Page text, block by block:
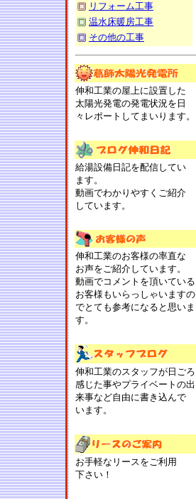
リフォーム工事
温水床暖房工事
その他の工事
伸和工業の屋上に設置した
太陽光発電の発電状況を日
々レポートしてまいります。
給湯設備日記を配信してい
ます。
動画でわかりやすくご紹介
しています。
伸和工業のお客様の率直な
お声をご紹介しています。
動画でコメントを頂いている
お客様もいらっしゃいますの
でとても参考になると思いま
す。
伸和工業のスタッフが日ごろ
感じた事やプライベートの出
来事など自由に書き込んで
います。
お手軽なリースをご利用
下さい！